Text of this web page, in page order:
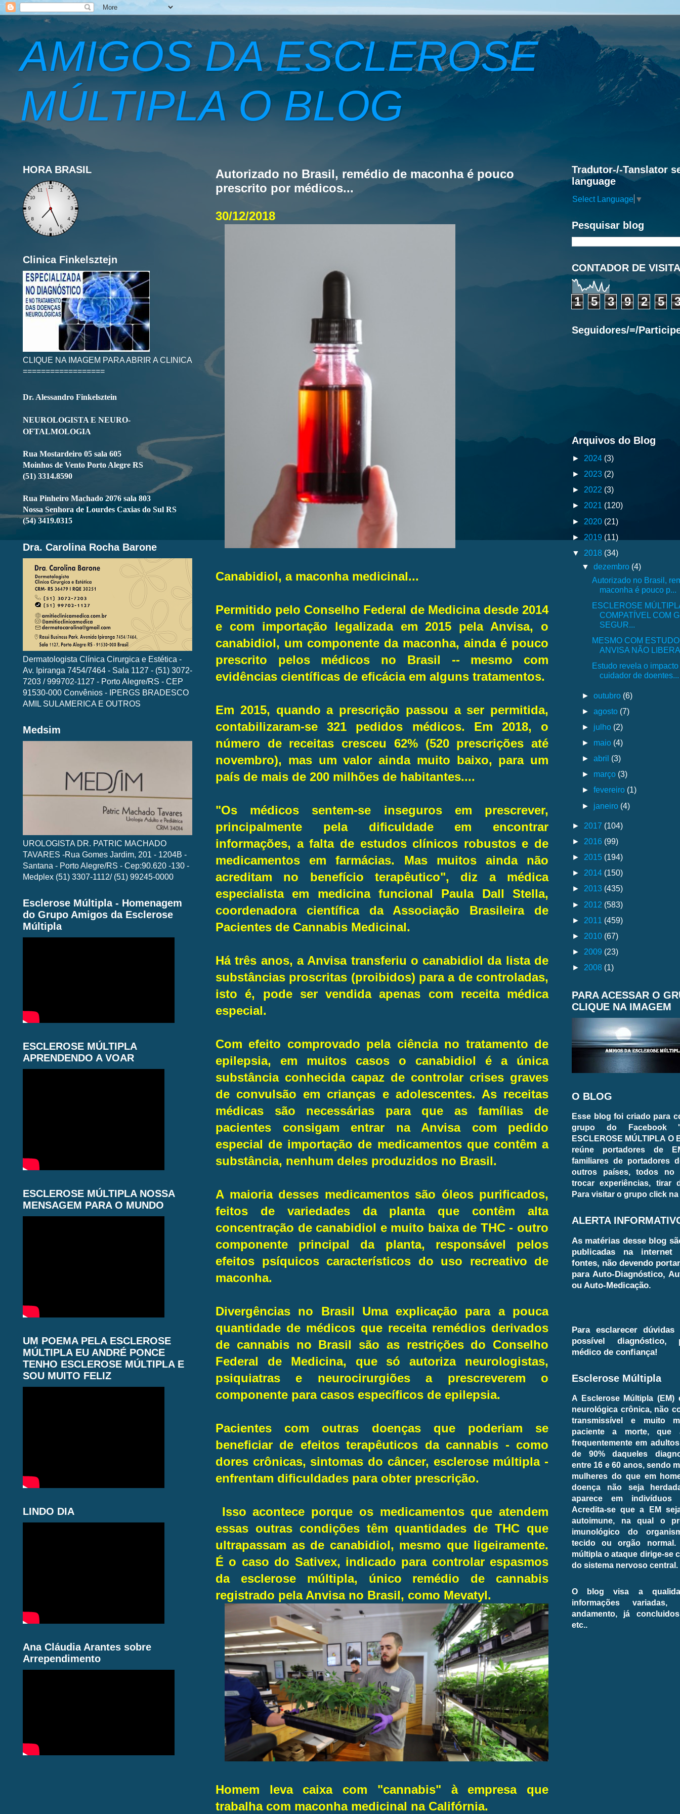
AMIGOS DA ESCLEROSE
MÚLTIPLA O BLOG
Autorizado no Brasil, remédio de maconha é pouco
prescrito por médicos...
30/12/2018
Canabidiol, a maconha medicinal...
Permitido pelo Conselho Federal de Medicina desde 2014
e com importação legalizada em 2015 pela Anvisa, o
canabidiol, um componente da maconha, ainda é pouco
prescrito pelos médicos no Brasil -- mesmo com
evidências científicas de eficácia em alguns tratamentos.
Em 2015, quando a prescrição passou a ser permitida,
contabilizaram-se 321 pedidos médicos. Em 2018, o
número de receitas cresceu 62% (520 prescrições até
novembro), mas um valor ainda muito baixo, para um
país de mais de 200 milhões de habitantes....
"Os médicos sentem-se inseguros em prescrever,
principalmente pela dificuldade em encontrar
informações, a falta de estudos clínicos robustos e de
medicamentos em farmácias. Mas muitos ainda não
acreditam no benefício terapêutico", diz a médica
especialista em medicina funcional Paula Dall Stella,
coordenadora científica da Associação Brasileira de
Pacientes de Cannabis Medicinal.
Há três anos, a Anvisa transferiu o canabidiol da lista de
substâncias proscritas (proibidos) para a de controladas,
isto é, pode ser vendida apenas com receita médica
especial.
Com efeito comprovado pela ciência no tratamento de
epilepsia, em muitos casos o canabidiol é a única
substância conhecida capaz de controlar crises graves
de convulsão em crianças e adolescentes. As receitas
médicas são necessárias para que as famílias de
pacientes consigam entrar na Anvisa com pedido
especial de importação de medicamentos que contêm a
substância, nenhum deles produzidos no Brasil.
A maioria desses medicamentos são óleos purificados,
feitos de variedades da planta que contêm alta
concentração de canabidiol e muito baixa de THC - outro
componente principal da planta, responsável pelos
efeitos psíquicos característicos do uso recreativo de
maconha.
Divergências no Brasil Uma explicação para a pouca
quantidade de médicos que receita remédios derivados
de cannabis no Brasil são as restrições do Conselho
Federal de Medicina, que só autoriza neurologistas,
psiquiatras e neurocirurgiões a prescreverem o
componente para casos específicos de epilepsia.
Pacientes com outras doenças que poderiam se
beneficiar de efeitos terapêuticos da cannabis - como
dores crônicas, sintomas do câncer, esclerose múltipla -
enfrentam dificuldades para obter prescrição.
Isso acontece porque os medicamentos que atendem
essas outras condições têm quantidades de THC que
ultrapassam as de canabidiol, mesmo que ligeiramente.
É o caso do Sativex, indicado para controlar espasmos
da esclerose múltipla, único remédio de cannabis
registrado pela Anvisa no Brasil, como Mevatyl.
Homem leva caixa com "cannabis" à empresa que
trabalha com maconha medicinal na Califórnia.
HORA BRASIL
Clinica Finkelsztejn
CLIQUE NA IMAGEM PARA ABRIR A CLINICA
==================
Dr. Alessandro Finkelsztein
NEUROLOGISTA E NEURO-
OFTALMOLOGIA
Rua Mostardeiro 05 sala 605
Moinhos de Vento Porto Alegre RS
(51) 3314.8590
Rua Pinheiro Machado 2076 sala 803
Nossa Senhora de Lourdes Caxias do Sul RS
(54) 3419.0315
Dra. Carolina Rocha Barone
Dermatologista Clínica Cirurgica e Estética -
Av. Ipiranga 7454/7464 - Sala 1127 - (51) 3072-
7203 / 999702-1127 - Porto Alegre/RS - CEP
91530-000 Convênios - IPERGS BRADESCO
AMIL SULAMERICA E OUTROS
Medsim
UROLOGISTA DR. PATRIC MACHADO
TAVARES -Rua Gomes Jardim, 201 - 1204B -
Santana - Porto Alegre/RS - Cep:90.620 -130 -
Medplex (51) 3307-1112/ (51) 99245-0000
Esclerose Múltipla - Homenagem
do Grupo Amigos da Esclerose
Múltipla
ESCLEROSE MÚLTIPLA
APRENDENDO A VOAR
ESCLEROSE MÚLTIPLA NOSSA
MENSAGEM PARA O MUNDO
UM POEMA PELA ESCLEROSE
MÚLTIPLA EU ANDRÉ PONCE
TENHO ESCLEROSE MÚLTIPLA E
SOU MUITO FELIZ
LINDO DIA
Ana Cláudia Arantes sobre
Arrependimento
Tradutor-/-Tanslator
language
Select Language ▼
Pesquisar blog
CONTADOR DE
1 5 3 9 2 5
Seguidores/=/
Arquivos do Blog
► 2024 (3)
► 2023 (2)
► 2022 (3)
► 2021 (120)
► 2020 (21)
► 2019 (11)
▼ 2018 (34)
▼dezembro (4)
Autorizado no Brasil,
maconha é pouco p...
ESCLEROSE
COMPATÍVEL COM
SEGUR...
MESMO COM
ANVISA NÃO
Estudo revela o
cuidador de doentes...
►outubro (6)
►agosto (7)
► julho (2)
► maio (4)
►abril (3)
► março (3)
►fevereiro (1)
► janeiro (4)
► 2017 (104)
► 2016 (99)
► 2015 (194)
► 2014 (150)
► 2013 (435)
► 2012 (583)
► 2011 (459)
► 2010 (67)
► 2009 (23)
► 2008 (1)
PARA ACESSAR O
CLIQUE NA IMAGEM
O BLOG
Esse blog foi criado para
grupo do Facebook
ESCLEROSE MÚLTIPLA O
reúne portadores de
familiares de portadores
outros países, todos no
trocar experiências, tirar
Para visitar o grupo click
ALERTA
As matérias desse blog
publicadas na internet
fontes, não devendo
para Auto-Diagnóstico,
ou Auto-Medicação.
Para esclarecer
possível diagnóstico,
médico de confiança!
Esclerose Múltipla
A Esclerose Múltipla (EM)
neurológica crônica, não
transmissível e muito
paciente a morte, que
frequentemente em
de 90% daqueles
entre 16 e 60 anos, sendo
mulheres do que em
doença não seja
aparece em indivíduos
Acredita-se que a EM
autoimune, na qual o
imunológico do
tecido ou orgão normal.
múltipla o ataque dirige-se
do sistema nervoso central.
O blog visa a
informações
andamento, já
etc..